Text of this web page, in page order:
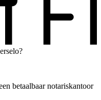
betaalbaar notariskantoor